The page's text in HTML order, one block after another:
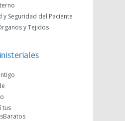
y Seguridad del Paciente
y Tejidos
tus